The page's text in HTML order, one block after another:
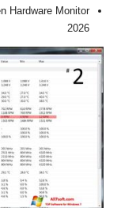
2026